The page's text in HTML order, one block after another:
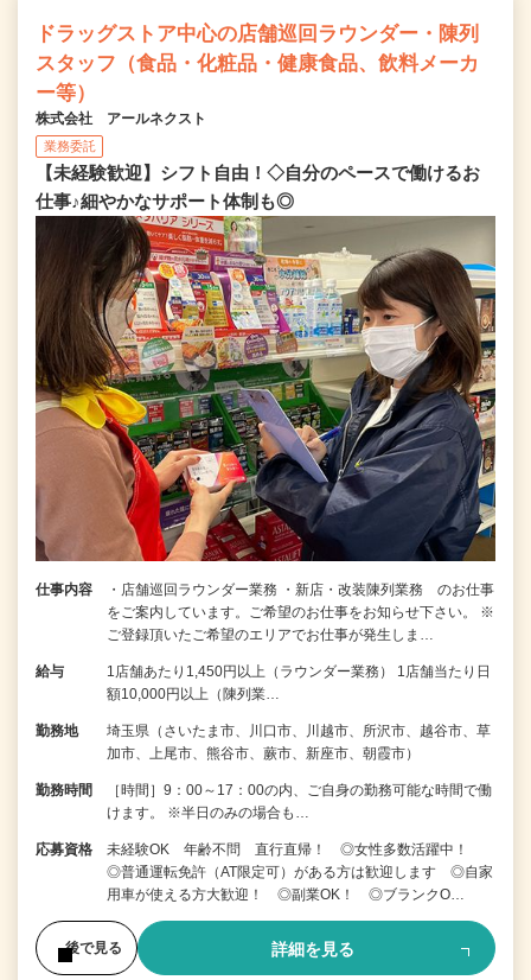
ドラッグストア中心の店舗巡回ラウンダー・陳列
スタッフ（食品・化粧品・健康食品、飲料メーカ
ー等）
株式会社 アールネクスト
業務委託
【未経験歓迎】シフト自由！◇自分のペースで働けるお
仕事♪細やかなサポート体制も◎
仕事内容
・店舗巡回ラウンダー業務 ・新店・改装陳列業務 のお仕事
をご案内しています。ご希望のお仕事をお知らせ下さい。 ※
ご登録頂いたご希望のエリアでお仕事が発生しま…
給与
1店舗あたり1,450円以上（ラウンダー業務） 1店舗当たり日
額10,000円以上（陳列業…
勤務地
埼玉県（さいたま市、川口市、川越市、所沢市、越谷市、草
加市、上尾市、熊谷市、蕨市、新座市、朝霞市）
勤務時間
［時間］9：00～17：00の内、ご自身の勤務可能な時間で働
けます。 ※半日のみの場合も…
応募資格
未経験OK 年齢不問 直行直帰！ ◎女性多数活躍中！
◎普通運転免許（AT限定可）がある方は歓迎します ◎自家
用車が使える方大歓迎！ ◎副業OK！ ◎ブランクO…
後で見る 詳細を見る